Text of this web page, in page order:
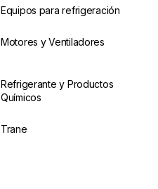
Equipos para refrigeración
Motores y Ventiladores
Refrigerante y Productos
Químicos
Trane